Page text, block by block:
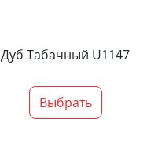
Дуб Табачный U1147
Выбрать